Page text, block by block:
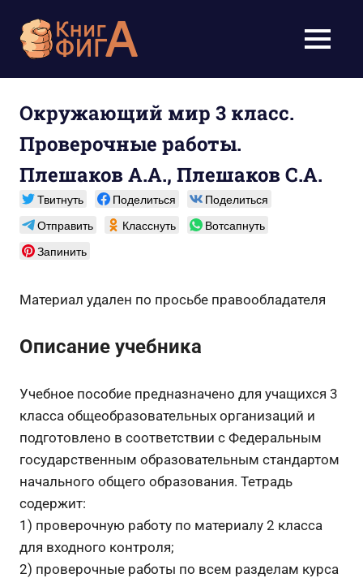
содержимому
для
школьников
1-
11
класс
онлайн,
pdf
МЕНЮ
Окружающий мир 3 класс.
Проверочные работы.
Плешаков А.А., Плешаков С.А.
Твитнуть Поделиться
Поделиться
Отправить
Класснуть
Вотсапнуть
Запинить
Материал удален по просьбе правообладателя
Описание учебника
Учебное пособие предназначено для учащихся 3
класса общеоб­разовательных организаций и
подготовлено в соответствии с Федеральным
государственным образовательным стандартом
начального общего образования. Тетрадь
содержит:
1) проверочную работу по материалу 2 класса
для входного контроля;
2) проверочные работы по всем разделам курса